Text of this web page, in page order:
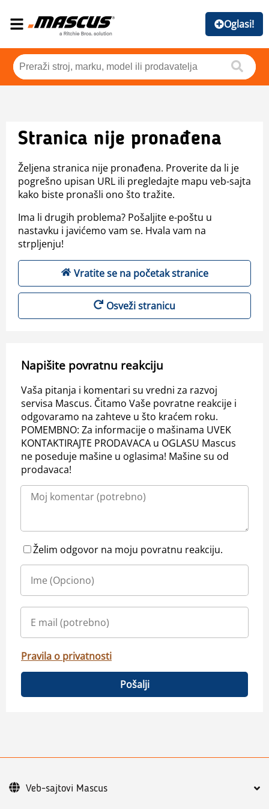
Oglasi!
Stranica nije pronađena
Željena stranica nije pronađena. Proverite da li je
pogrešno upisan URL ili pregledajte mapu veb-sajta
kako biste pronašli ono što tražite.
Ima li drugih problema? Pošaljite e-poštu u
nastavku i javićemo vam se. Hvala vam na
strpljenju!
Vratite se na početak stranice
Osveži stranicu
Napišite povratnu reakciju
Vaša pitanja i komentari su vredni za razvoj
servisa Mascus. Čitamo Vaše povratne reakcije i
odgovaramo na zahteve u što kraćem roku.
POMEMBNO: Za informacije o mašinama UVEK
KONTAKTIRAJTE PRODAVACA u OGLASU Mascus
ne poseduje mašine u oglasima! Mašine su od
prodavaca!
Želim odgovor na moju povratnu reakciju.
Pravila o privatnosti
Pošalji
Veb-sajtovi Mascus